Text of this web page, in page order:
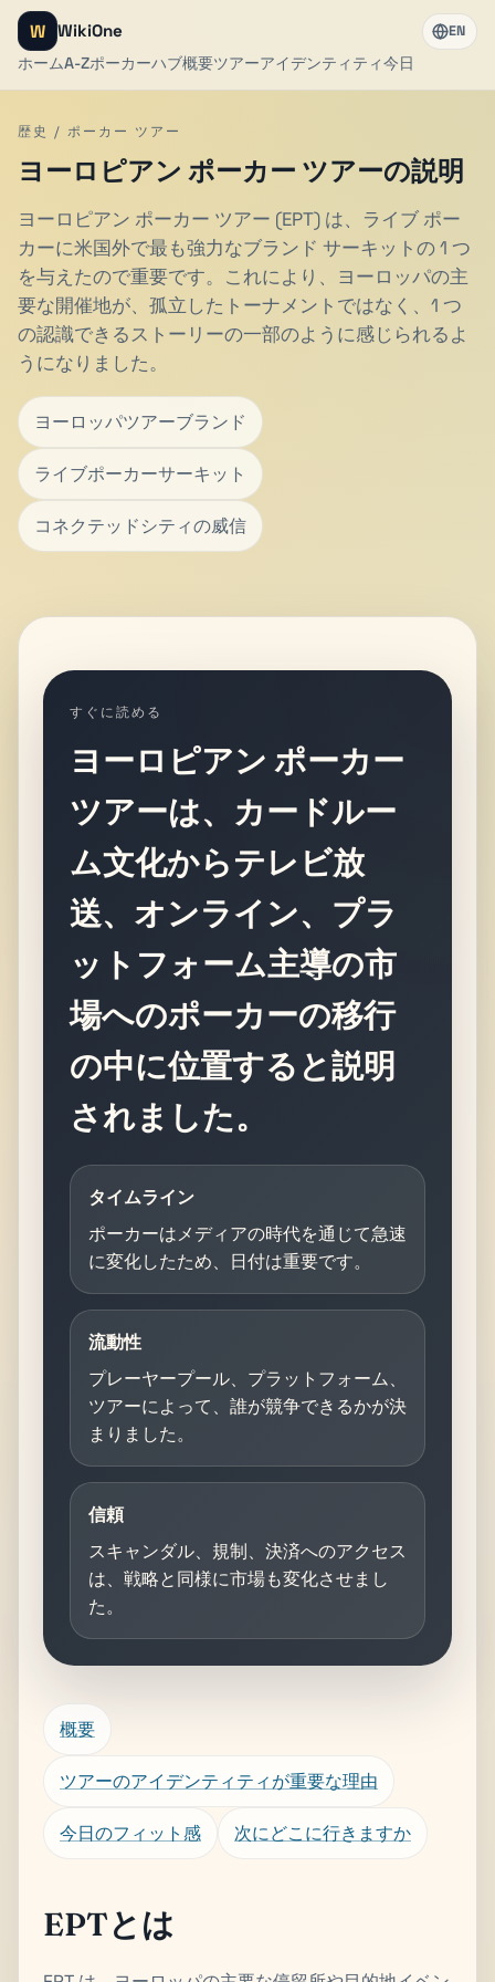
W WikiOne
ホームA-Zポーカーハブ概要ツアーアイデンティティ今日
EN
歴史 / ポーカー ツアー
ヨーロピアン ポーカー ツアーの説明
ヨーロピアン ポーカー ツアー (EPT) は、ライブ ポー
カーに米国外で最も強力なブランド サーキットの 1 つ
を与えたので重要です。これにより、ヨーロッパの主
要な開催地が、孤立したトーナメントではなく、1 つ
の認識できるストーリーの一部のように感じられるよ
うになりました。
ヨーロッパツアーブランド
ライブポーカーサーキット
コネクテッドシティの威信
すぐに読める
ヨーロピアン ポーカー
ツアーは、カードルー
ム文化からテレビ放
送、オンライン、プラ
ットフォーム主導の市
場へのポーカーの移行
の中に位置すると説明
されました。
タイムライン
ポーカーはメディアの時代を通じて急速
に変化したため、日付は重要です。
流動性
プレーヤープール、プラットフォーム、
ツアーによって、誰が競争できるかが決
まりました。
信頼
スキャンダル、規制、決済へのアクセス
は、戦略と同様に市場も変化させまし
た。
概要
ツアーのアイデンティティが重要な理由
今日のフィット感 次にどこに行きますか
EPTとは